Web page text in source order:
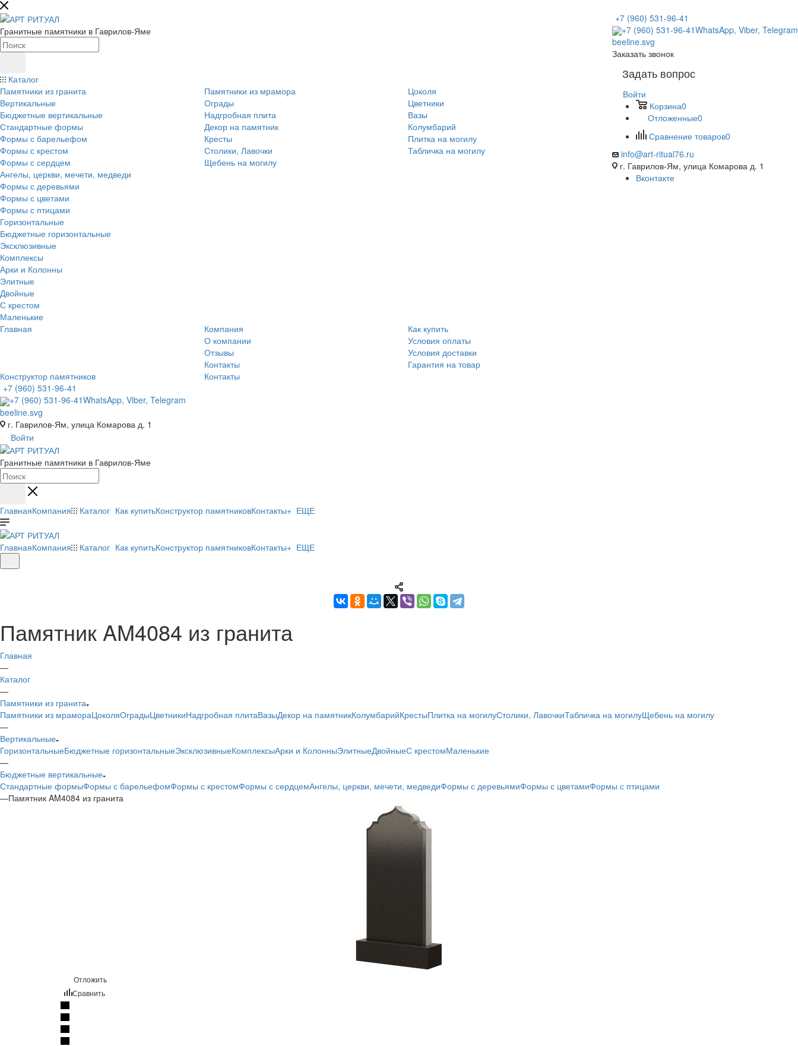
Гранитные памятники в Гаврилов-Яме
Каталог
Памятники из гранита
Вертикальные
Бюджетные вертикальные
Стандартные формы
Формы с барельефом
Формы с крестом
Формы с сердцем
Ангелы, церкви, мечети, медведи
Формы с деревьями
Формы с цветами
Формы с птицами
Горизонтальные
Бюджетные горизонтальные
Эксклюзивные
Комплексы
Арки и Колонны
Элитные
Двойные
С крестом
Маленькие
Памятники из мрамора
Цоколя
Ограды
Цветники
Надгробная плита
Вазы
Декор на памятник
Колумбарий
Кресты
Плитка на могилу
Столики, Лавочки
Табличка на могилу
Щебень на могилу
Главная
Компания
О компании
Отзывы
Контакты
Как купить
Условия оплаты
Условия доставки
Гарантия на товар
Конструктор памятников
Контакты
+7 (960) 531-96-41
+7 (960) 531-96-41WhatsApp, Viber, Telegram
Заказать звонок
Задать вопрос
Войти
Корзина0
Отложенные0
Сравнение товаров0
info@art-ritual76.ru
г. Гаврилов-Ям, улица Комарова д. 1
Вконтакте
+7 (960) 531-96-41
+7 (960) 531-96-41WhatsApp, Viber, Telegram
г. Гаврилов-Ям, улица Комарова д. 1
Войти
Гранитные памятники в Гаврилов-Яме
ГлавнаяКомпания Каталог Как купитьКонструктор памятниковКонтакты+ ЕЩЕ
ГлавнаяКомпания Каталог Как купитьКонструктор памятниковКонтакты+ ЕЩЕ
Памятник AM4084 из гранита
Главная
—
Каталог
—
Памятники из гранита
Памятники из мрамораЦоколяОградыЦветникиНадгробная плитаВазыДекор на памятникКолумбарийКрестыПлитка на могилуСтолики, ЛавочкиТабличка на могилуЩебень на могилу
—
Вертикальные
ГоризонтальныеБюджетные горизонтальныеЭксклюзивныеКомплексыАрки и КолонныЭлитныеДвойныеС крестомМаленькие
—
Бюджетные вертикальные
Стандартные формыФормы с барельефомФормы с крестомФормы с сердцемАнгелы, церкви, мечети, медведиФормы с деревьямиФормы с цветамиФормы с птицами
—Памятник AM4084 из гранита
Отложить
Сравнить